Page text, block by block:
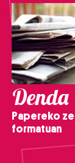
Denda
Papereko
formatuan